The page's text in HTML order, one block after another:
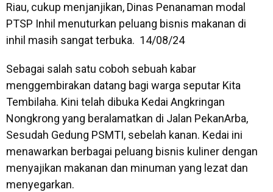
Riau, cukup menjanjikan, Dinas Penanaman modal
PTSP Inhil menuturkan peluang bisnis makanan di
inhil masih sangat terbuka. 14/08/24
Sebagai salah satu coboh sebuah kabar
menggembirakan datang bagi warga seputar Kita
Tembilaha. Kini telah dibuka Kedai Angkringan
Nongkrong yang beralamatkan di Jalan PekanArba,
Sesudah Gedung PSMTI, sebelah kanan. Kedai ini
menawarkan berbagai peluang bisnis kuliner dengan
menyajikan makanan dan minuman yang lezat dan
menyegarkan.